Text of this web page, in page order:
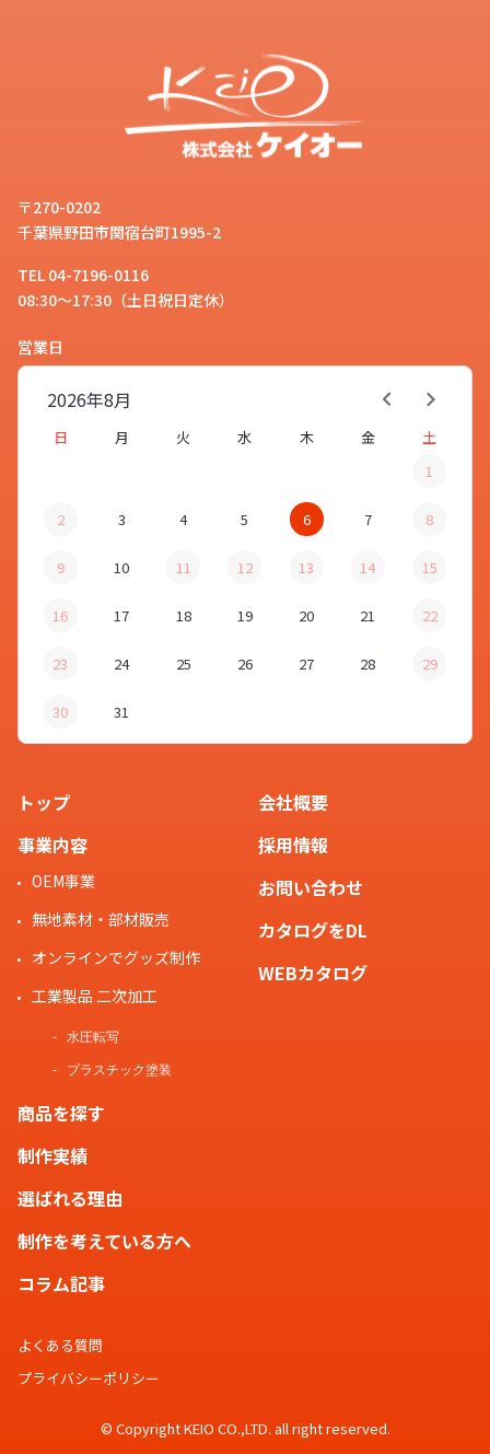
〒270-0202
千葉県野田市関宿台町1995-2
TEL 04-7196-0116
08:30～17:30（土日祝日定休）
営業日
8月
2026年
日 月 火 水 木 金
土
1
2 3 4 5 6 7 8
9 10 11 12 13 14 15
16 17 18 19 20 21 22
23 24 25 26 27 28 29
30 31
トップ
事業内容
OEM事業
無地素材・部材販売
オンラインでグッズ制作
工業製品 二次加工
水圧転写
プラスチック塗装
商品を探す
制作実績
選ばれる理由
制作を考えている方へ
コラム記事
会社概要
採用情報
お問い合わせ
カタログをDL
WEBカタログ
よくある質問
プライバシーポリシー
© Copyright KEIO CO.,LTD. all right reserved.